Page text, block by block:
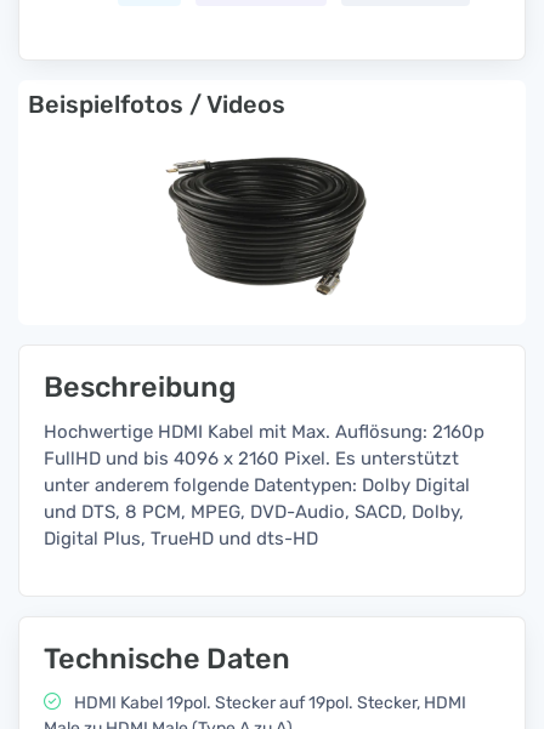
Beispielfotos / Videos
Beschreibung
Hochwertige HDMI Kabel mit Max. Auflösung: 2160p
FullHD und bis 4096 x 2160 Pixel. Es unterstützt
unter anderem folgende Datentypen: Dolby Digital
und DTS, 8 PCM, MPEG, DVD-Audio, SACD, Dolby,
Digital Plus, TrueHD und dts-HD
Technische Daten
HDMI Kabel 19pol. Stecker auf 19pol. Stecker, HDMI